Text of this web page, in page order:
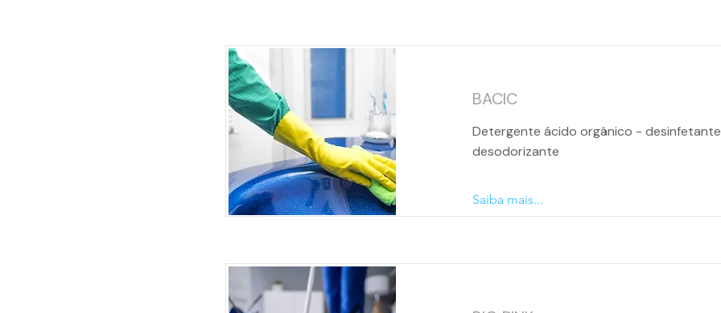
BACIC
Detergente ácido orgânico -
desodorizante
Saiba mais...